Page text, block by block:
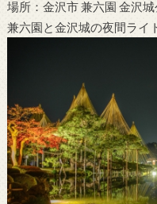
場所：金沢市 兼六園 金沢城
兼六園と金沢城の夜間ライ